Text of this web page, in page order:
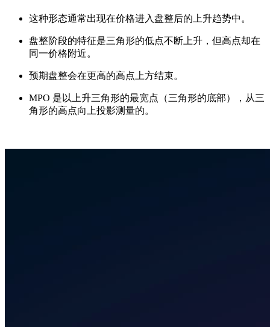
这种形态通常出现在价格进入盘整后的上升趋势中。
盘整阶段的特征是三角形的低点不断上升，但高点却在
同一价格附近。
预期盘整会在更高的高点上方结束。
MPO 是以上升三角形的最宽点（三角形的底部），从三
角形的高点向上投影测量的。